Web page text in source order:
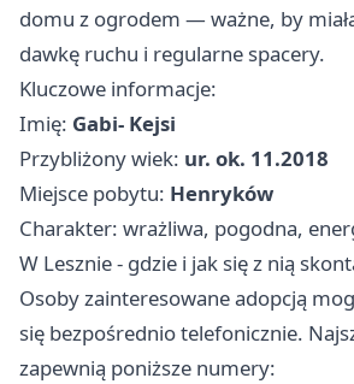
domu z ogrodem — ważne, by
dawkę ruchu i regularne spacery.
Kluczowe informacje:
Imię: Gabi- Kejsi
Przybliżony wiek: ur. ok. 11.2018
Miejsce pobytu: Henryków
Charakter: wrażliwa, pogodna,
W Lesznie - gdzie i jak się z nią
Osoby zainteresowane adopcją
się bezpośrednio telefonicznie.
zapewnią poniższe numery: